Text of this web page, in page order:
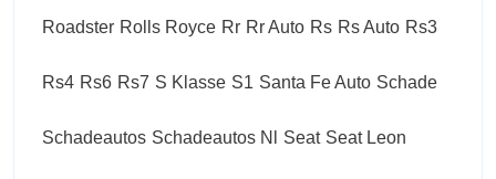
Roadster Rolls Royce Rr Rr Auto Rs Rs Auto Rs3
Rs4 Rs6 Rs7 S Klasse S1 Santa Fe Auto Schade
Schadeautos Schadeautos Nl Seat Seat Leon